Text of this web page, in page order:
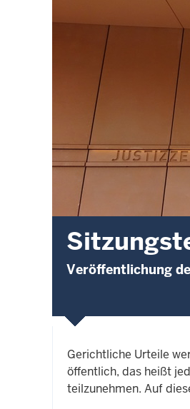
Veröffentlichung
Gerichtliche Urteile
öffentlich, das heißt
teilzunehmen. Auf